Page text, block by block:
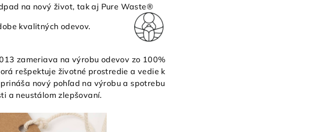
na nový život, tak aj Pure Waste®
v podobe kvalitných odevov.
zameriava na výrobu odevov zo 100%
rešpektuje životné prostredie a vedie k
nový pohľad na výrobu a spotrebu
a neustálom zlepšovaní.